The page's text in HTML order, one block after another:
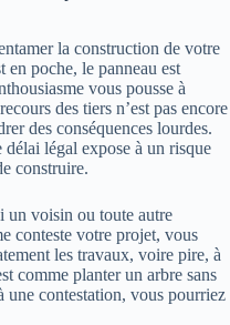
la construction de votre
en poche, le panneau est
vous pousse à
des tiers n’est pas encore
des conséquences lourdes.
légal expose à un risque
construire.
un voisin ou toute autre
conteste votre projet, vous
les travaux, voire pire, à
comme planter un arbre sans
une contestation, vous pourriez